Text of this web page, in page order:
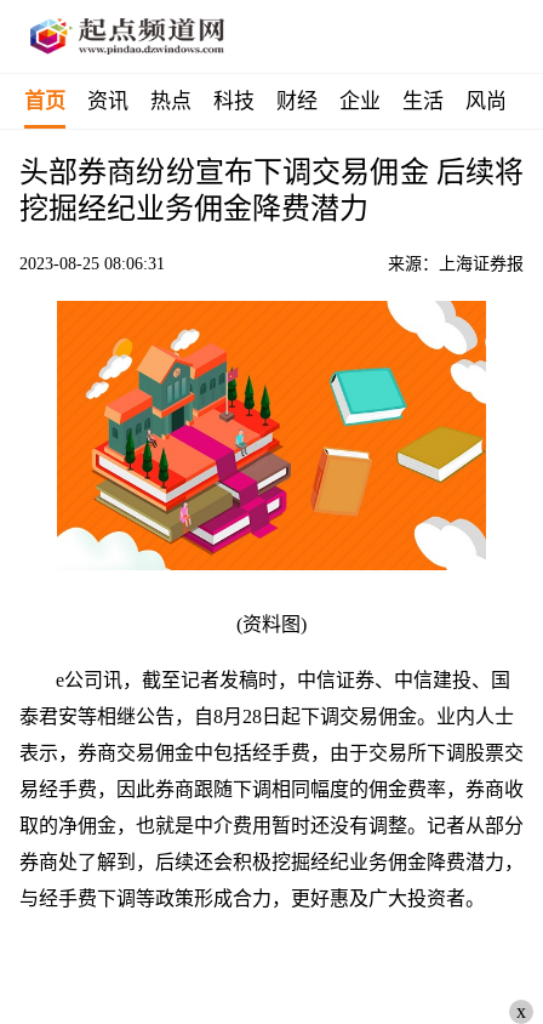
首页 资讯 热点 科技 财经 企业 生活 风尚
头部券商纷纷宣布下调交易佣金 后续将
挖掘经纪业务佣金降费潜力
2023-08-25 08:06:31 来源：上海证券报
(资料图)
e公司讯，截至记者发稿时，中信证券、中信建投、国
泰君安等相继公告，自8月28日起下调交易佣金。业内人士
表示，券商交易佣金中包括经手费，由于交易所下调股票交
易经手费，因此券商跟随下调相同幅度的佣金费率，券商收
取的净佣金，也就是中介费用暂时还没有调整。记者从部分
券商处了解到，后续还会积极挖掘经纪业务佣金降费潜力，
与经手费下调等政策形成合力，更好惠及广大投资者。
x